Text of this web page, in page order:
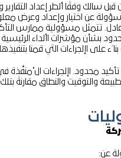
سالك وفقًا ألطر إعداد التقارير
عن اختيار وإعداد وعرض
تتمثل مسؤولية ممارس
مؤشرات األداء الرئيسية
على اإلجراءات التي قمنا بتنفيذها.
محدود. اإلجراءات ال ُمنفَّذة في
والتوقيت والنطاق مقارنةً بتلك
عن: